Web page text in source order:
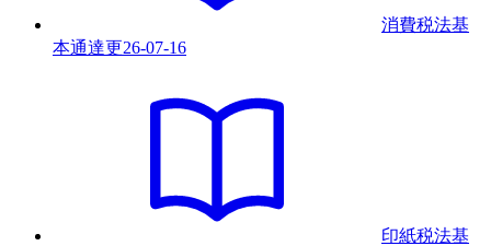
消費税法基
本通達更26-07-16
印紙税法基